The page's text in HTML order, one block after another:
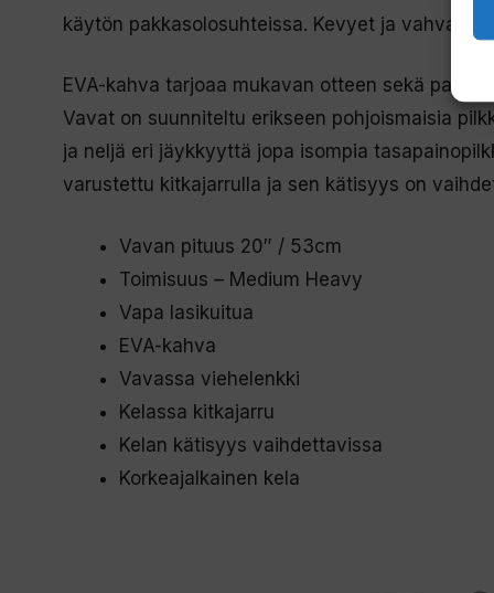
käytön pakkasolosuhteissa. Kevyet ja vahvat
EVA-kahva tarjoaa mukavan otteen sekä
Vavat on suunniteltu erikseen pohjoismaisia
ja neljä eri jäykkyyttä jopa isompia
varustettu kitkajarrulla ja sen kätisyys on
Vavan pituus 20″ / 53cm
Toimisuus – Medium Heavy
Vapa lasikuitua
EVA-kahva
Vavassa viehelenkki
Kelassa kitkajarru
Kelan kätisyys vaihdettavissa
Korkeajalkainen kela